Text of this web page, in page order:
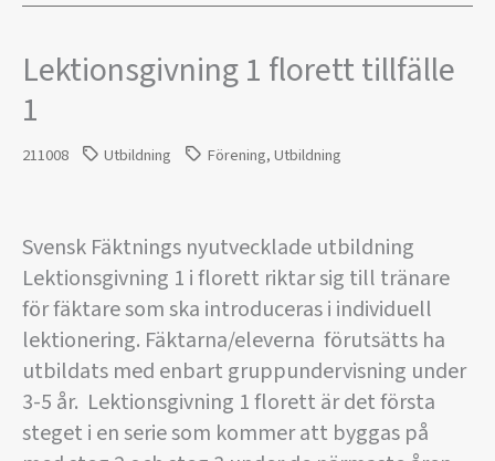
Lektionsgivning 1 florett tillfälle
1
211008 Utbildning Förening,Utbildning
Svensk Fäktnings nyutvecklade utbildning
Lektionsgivning 1 i florett riktar sig till tränare
för fäktare som ska introduceras i individuell
lektionering. Fäktarna/eleverna förutsätts ha
utbildats med enbart gruppundervisning under
3-5 år. Lektionsgivning 1 florett är det första
steget i en serie som kommer att byggas på